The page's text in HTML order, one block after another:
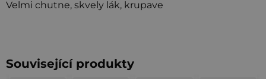
d
c
Velmi chutne, skvely lák, krupave
Související produkty